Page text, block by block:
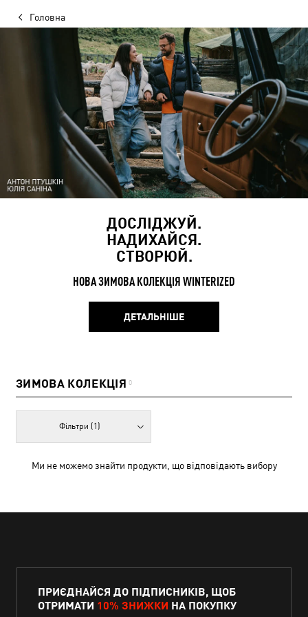
Головна
ДОСЛІДЖУЙ.
НАДИХАЙСЯ.
СТВОРЮЙ.
НОВА ЗИМОВА КОЛЕКЦІЯ WINTERIZED
ДЕТАЛЬНІШЕ
ЗИМОВА КОЛЕКЦІЯ 0
Фільтри (1)
Ми не можемо знайти продукти, що відповідають вибору
ПРИЄДНАЙСЯ ДО ПІДПИСНИКІВ, ЩОБ
ОТРИМАТИ 10% ЗНИЖКИ НА ПОКУПКУ